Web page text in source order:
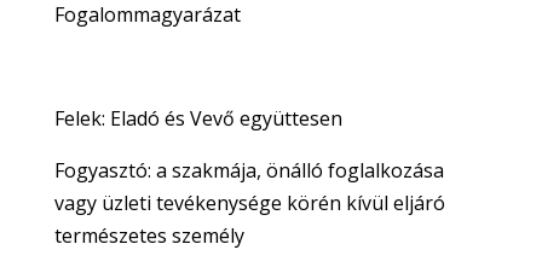
Fogalommagyarázat
Felek: Eladó és Vevő együttesen
Fogyasztó: a szakmája, önálló foglalkozása
vagy üzleti tevékenysége körén kívül eljáró
természetes személy